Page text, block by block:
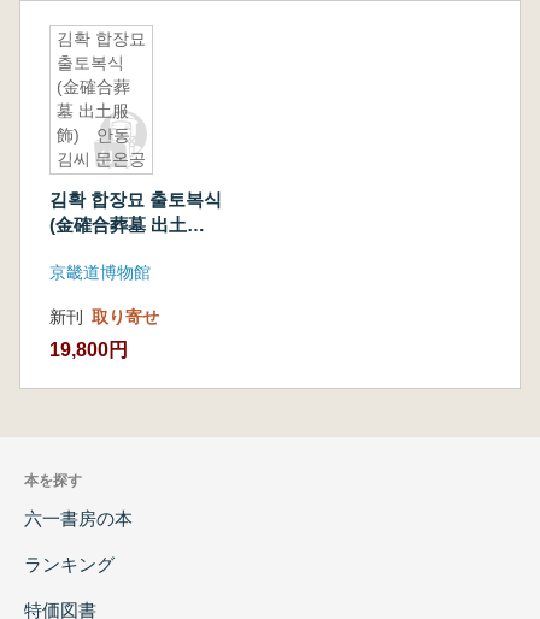
김확 합장묘
출토복식
(金確合葬
墓 出土服
飾) 안동
김씨 문온공
氏文温公
派) (古書)
김확 합장묘 출토복식
(金確合葬墓 出土服
공파(安東金氏文温公
京畿道博物館
新刊 取り寄せ
19,800円
本を探す
六一書房の本
ランキング
特価図書